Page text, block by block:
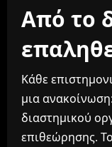
Από το
Κάθε
μια
διαστημικού
επιθεώρησης.